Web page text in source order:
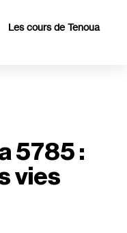
Les cours de Tenoua
5785 :
vies